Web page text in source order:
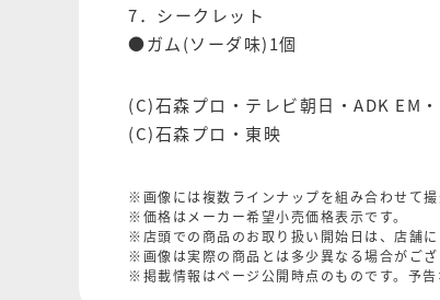
7．シークレット
●ガム(ソーダ味)1個
(C)石森プロ・テレビ朝日・ADK EM
(C)石森プロ・東映
※画像には複数ラインナップを組み合わせて撮
※価格はメーカー希望小売価格表示です。
※店頭での商品のお取り扱い開始日は、店舗に
※画像は実際の商品とは多少異なる場合がござ
※掲載情報はページ公開時点のものです。予告